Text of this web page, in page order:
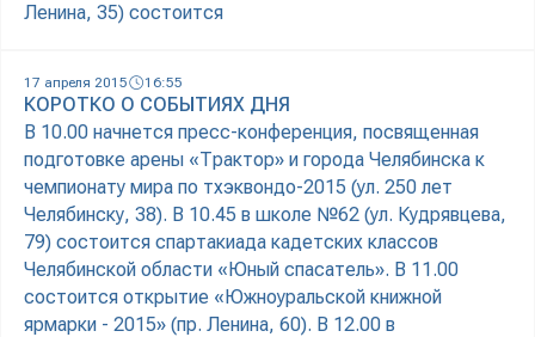
Ленина, 35) состоится
17 апреля 2015 16:55
КОРОТКО О СОБЫТИЯХ ДНЯ
В 10.00 начнется пресс-конференция, посвященная
подготовке арены «Трактор» и города Челябинска к
чемпионату мира по тхэквондо-2015 (ул. 250 лет
Челябинску, 38). В 10.45 в школе №62 (ул. Кудрявцева,
79) состоится спартакиада кадетских классов
Челябинской области «Юный спасатель». В 11.00
состоится открытие «Южноуральской книжной
ярмарки - 2015» (пр. Ленина, 60). В 12.00 в